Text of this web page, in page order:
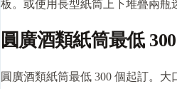
板。或使用長型紙筒上下堆疊兩瓶
圓廣酒類紙筒最低
圓廣酒類紙筒最低 300 個起訂。大